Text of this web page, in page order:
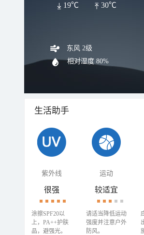
30℃
19℃
东风 2级
相对湿度 80%
生活助手
紫外线 运动
很强
涂擦SPF20以
上，PA++护肤
品，避强光。
较适宜
请适当降低运动
强度并注意户外
防风。